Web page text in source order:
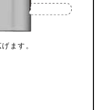
ます。